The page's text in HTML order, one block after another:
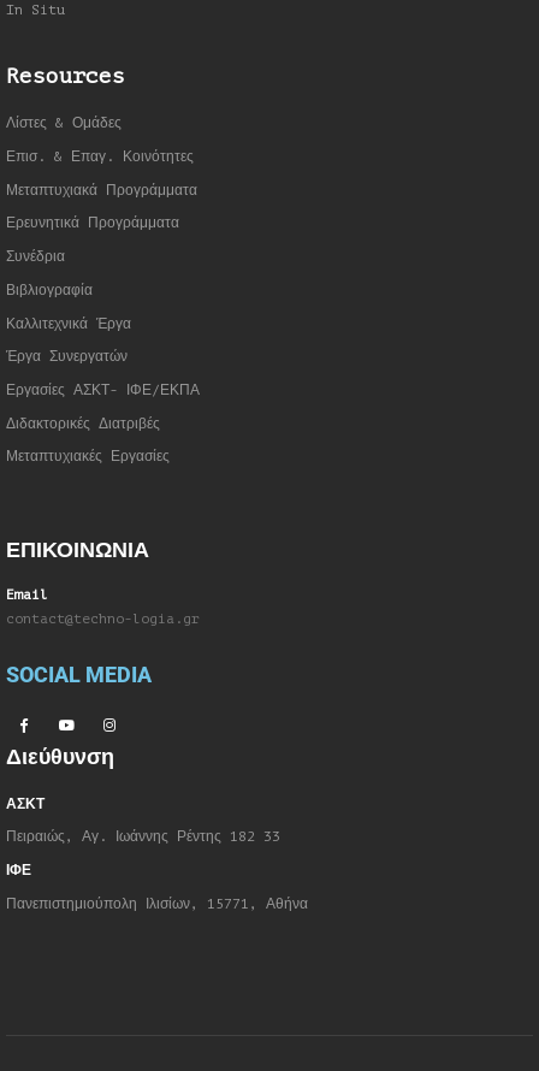
In Situ
Resources
Λίστες & Ομάδες
Επισ. & Επαγ. Κοινότητες
Μεταπτυχιακά Προγράμματα
Ερευνητικά Προγράμματα
Συνέδρια
Βιβλιογραφία
Καλλιτεχνικά Έργα
Έργα Συνεργατών
Εργασίες ΑΣΚΤ- ΙΦΕ/ΕΚΠΑ
Διδακτορικές Διατριβές
Μεταπτυχιακές Εργασίες
ΕΠΙΚΟΙΝΩΝΙΑ
Email
contact@techno-logia.gr
SOCIAL MEDIA
Διεύθυνση
ΑΣΚΤ
Πειραιώς, Αγ. Ιωάννης Ρέντης 182 33
ΙΦΕ
Πανεπιστημιούπολη Ιλισίων, 15771, Αθήνα